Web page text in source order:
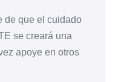
de que el cuidado
se creará una
apoye en otros